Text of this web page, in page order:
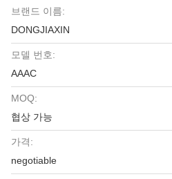
브랜드 이름:
DONGJIAXIN
모델 번호:
AAAC
MOQ:
협상 가능
가격:
negotiable